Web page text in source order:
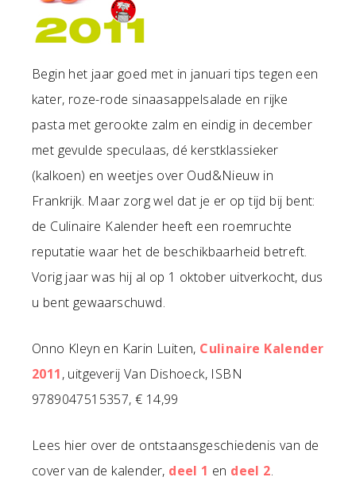
Begin het jaar goed met in januari tips tegen een
kater, roze-rode sinaasappelsalade en rijke
pasta met gerookte zalm en eindig in december
met gevulde speculaas, dé kerstklassieker
(kalkoen) en weetjes over Oud&Nieuw in
Frankrijk. Maar zorg wel dat je er op tijd bij bent:
de Culinaire Kalender heeft een roemruchte
reputatie waar het de beschikbaarheid betreft.
Vorig jaar was hij al op 1 oktober uitverkocht, dus
u bent gewaarschuwd.
Onno Kleyn en Karin Luiten, Culinaire Kalender
2011, uitgeverij Van Dishoeck, ISBN
9789047515357, € 14,99
Lees hier over de ontstaansgeschiedenis van de
cover van de kalender, deel 1 en deel 2.